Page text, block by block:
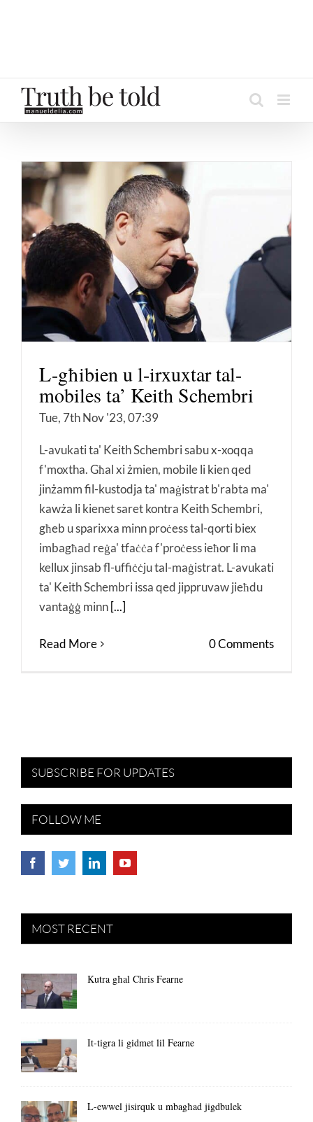
L-għibien u l-irxuxtar tal-
mobiles ta’ Keith Schembri
Tue, 7th Nov '23, 07:39
L-avukati ta' Keith Schembri sabu x-xoqqa
f'moxtha. Għal xi żmien, mobile li kien qed
jinżamm fil-kustodja ta' maġistrat b'rabta ma'
kawża li kienet saret kontra Keith Schembri,
għeb u sparixxa minn proċess tal-qorti biex
imbagħad reġa' tfaċċa f'proċess ieħor li ma
kellux jinsab fl-uffiċċju tal-maġistrat. L-avukati
ta' Keith Schembri issa qed jippruvaw jieħdu
vantaġġ minn [...]
Read More 0 Comments
SUBSCRIBE FOR UPDATES
FOLLOW ME
MOST RECENT
Kutra għal Chris Fearne
It-tigra li gidmet lil Fearne
L-ewwel jisirquk u mbagħad jigdbulek